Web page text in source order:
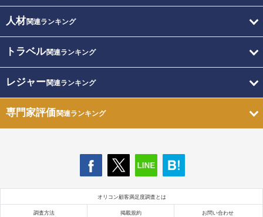
人材関連ランキング
トラベル関連ランキング
レジャー関連ランキング
専門家評価関連ランキング
オリコン顧客満足度調査とは
調査方法 掲載規約 お問い合わせ